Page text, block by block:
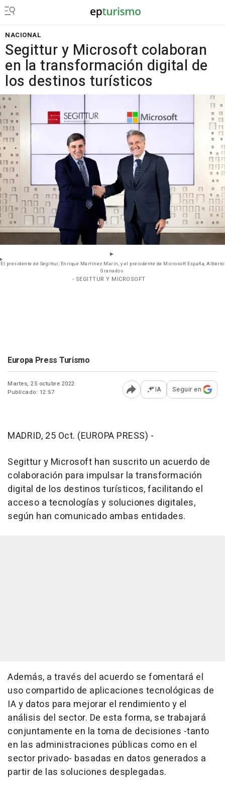
NACIONAL
Segittur y Microsoft colaboran
en la transformación digital de
los destinos turísticos
El presidente de Segittur, Enrique Martínez Marín, y el presidente de Microsoft España, Alberto
Granados.
- SEGITTUR Y MICROSOFT
Europa Press Turismo
Martes, 25 octubre 2022
Publicado: 12:57
Abrir opciones para
IA Seguir en
MADRID, 25 Oct. (EUROPA PRESS) -
Segittur y Microsoft han suscrito un acuerdo de
colaboración para impulsar la transformación
digital de los destinos turísticos, facilitando el
acceso a tecnologías y soluciones digitales,
según han comunicado ambas entidades.
Además, a través del acuerdo se fomentará el
uso compartido de aplicaciones tecnológicas de
IA y datos para mejorar el rendimiento y el
análisis del sector. De esta forma, se trabajará
conjuntamente en la toma de decisiones -tanto
en las administraciones públicas como en el
sector privado- basadas en datos generados a
partir de las soluciones desplegadas.